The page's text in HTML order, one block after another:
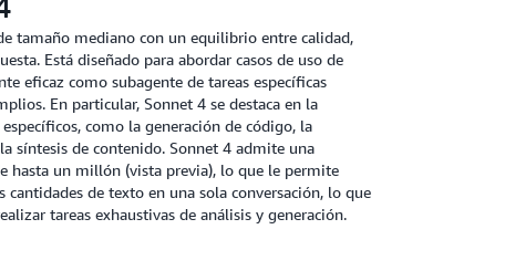
tamaño mediano con un equilibrio entre calidad,
Está diseñado para abordar casos de uso de
eficaz como subagente de tareas específicas
En particular, Sonnet 4 se destaca en la
como la generación de código, la
síntesis de contenido. Sonnet 4 admite una
hasta un millón (vista previa), lo que le permite
cantidades de texto en una sola conversación, lo que
tareas exhaustivas de análisis y generación.